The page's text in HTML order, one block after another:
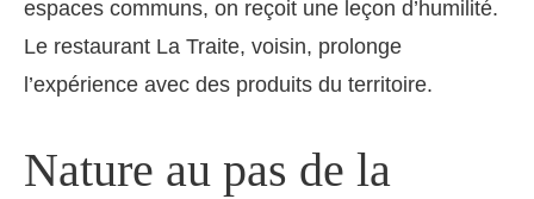
espaces communs, on reçoit une leçon d’humilité.
Le restaurant La Traite, voisin, prolonge
l’expérience avec des produits du territoire.
Nature au pas de la